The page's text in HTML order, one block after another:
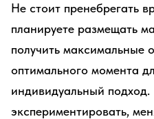
Не стоит пренебрегать
планируете размещать
получить максимальные
оптимального момента
индивидуальный подход.
экспериментировать,